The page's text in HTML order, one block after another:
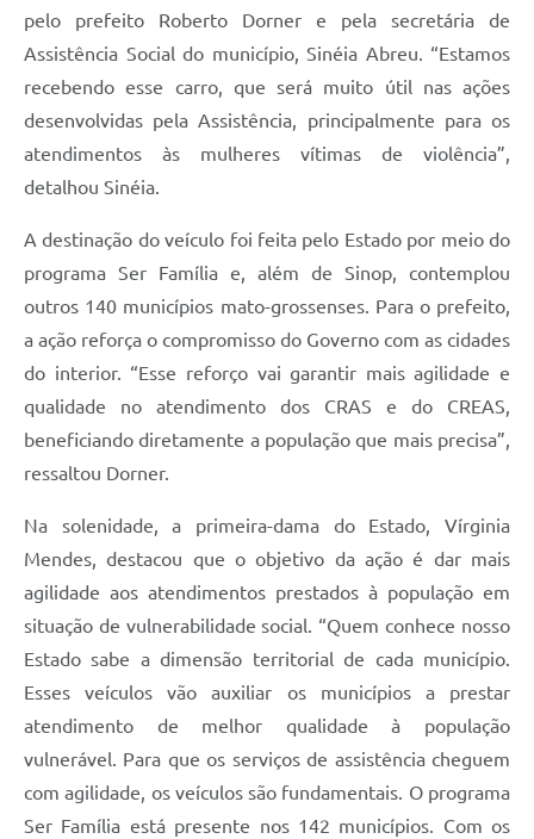
pelo prefeito Roberto Dorner e pela secretária de
Assistência Social do município, Sinéia Abreu. “Estamos
recebendo esse carro, que será muito útil nas ações
desenvolvidas pela Assistência, principalmente para os
atendimentos às mulheres vítimas de violência”,
detalhou Sinéia.
A destinação do veículo foi feita pelo Estado por meio do
programa Ser Família e, além de Sinop, contemplou
outros 140 municípios mato-grossenses. Para o prefeito,
a ação reforça o compromisso do Governo com as cidades
do interior. “Esse reforço vai garantir mais agilidade e
qualidade no atendimento dos CRAS e do CREAS,
beneficiando diretamente a população que mais precisa”,
ressaltou Dorner.
Na solenidade, a primeira-dama do Estado, Vírginia
Mendes, destacou que o objetivo da ação é dar mais
agilidade aos atendimentos prestados à população em
situação de vulnerabilidade social. “Quem conhece nosso
Estado sabe a dimensão territorial de cada município.
Esses veículos vão auxiliar os municípios a prestar
atendimento de melhor qualidade à população
vulnerável. Para que os serviços de assistência cheguem
com agilidade, os veículos são fundamentais. O programa
Ser Família está presente nos 142 municípios. Com os